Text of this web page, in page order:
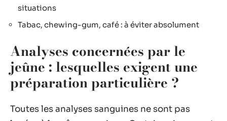
situations
Tabac, chewing-gum, café : à éviter absolument
Analyses concernées par le
jeûne : lesquelles exigent une
préparation particulière ?
Toutes les analyses sanguines ne sont pas